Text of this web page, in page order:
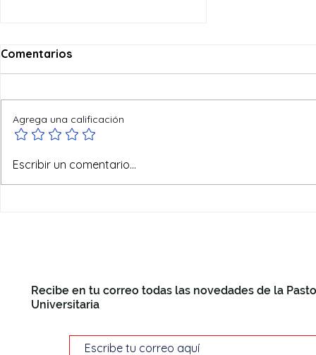
Ofertas de verano
Comentarios
Agrega una calificación
Escribir un comentario...
Recibe en tu correo todas las novedades de la
Universitaria